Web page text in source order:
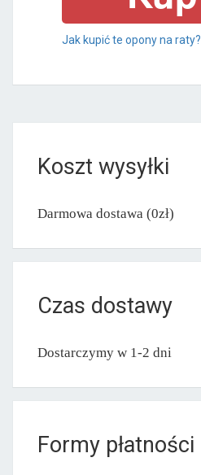
Jak kupić te opony na raty?
Koszt wysyłki
Darmowa dostawa (0zł)
Czas dostawy
Dostarczymy w 1-2 dni
Formy płatności